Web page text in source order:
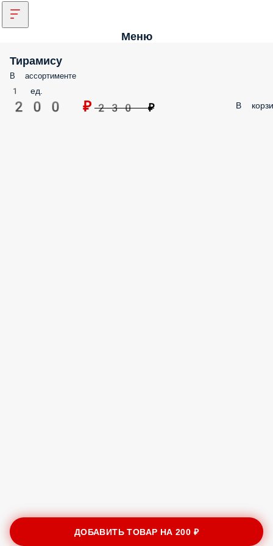
Меню
Тирамису
В ассортименте
1 ед.
200 ₽ 230 ₽ В
ДОБАВИТЬ ТОВАР НА200 ₽